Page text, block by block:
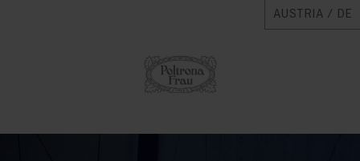
AUSTRIA / DE